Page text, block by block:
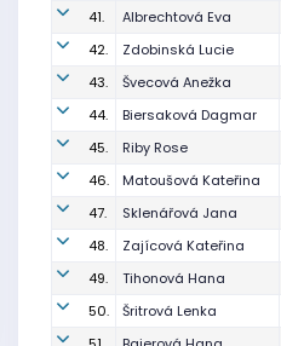
41.
Albrechtová Eva
42.
Zdobinská Lucie
43.
Švecová Anežka
44.
Biersaková Dagmar
45.
Riby Rose
46.
Matoušová Kateřina
47.
Sklenářová Jana
48.
Zajícová Kateřina
49.
Tihonová Hana
50.
Šritrová Lenka